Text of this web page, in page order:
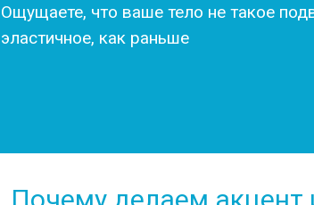
Ощущаете, что ваше тело не такое
эластичное, как раньше